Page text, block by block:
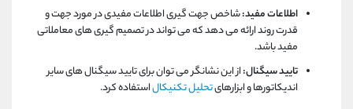
اطلاعات مفید:شاخص جهت گیری اطلاعات مفیدی در مورد جهت و
قدرت روند ارائه می دهد که می تواند در تصمیم گیری های معاملاتی
مفید باشد.
تایید سیگنال:از این نشانگر می توان برای تایید سیگنال های سایر
اندیکاتورها و ابزارهایتحلیل تکنیکالاستفاده کرد.